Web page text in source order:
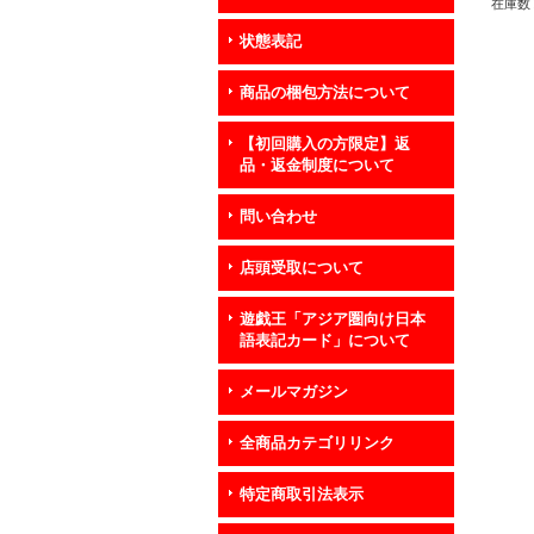
状態表記
商品の梱包方法について
【初回購入の方限定】返
品・返金制度について
問い合わせ
店頭受取について
遊戯王「アジア圏向け日本
語表記カード」について
メールマガジン
全商品カテゴリリンク
特定商取引法表示
在庫数